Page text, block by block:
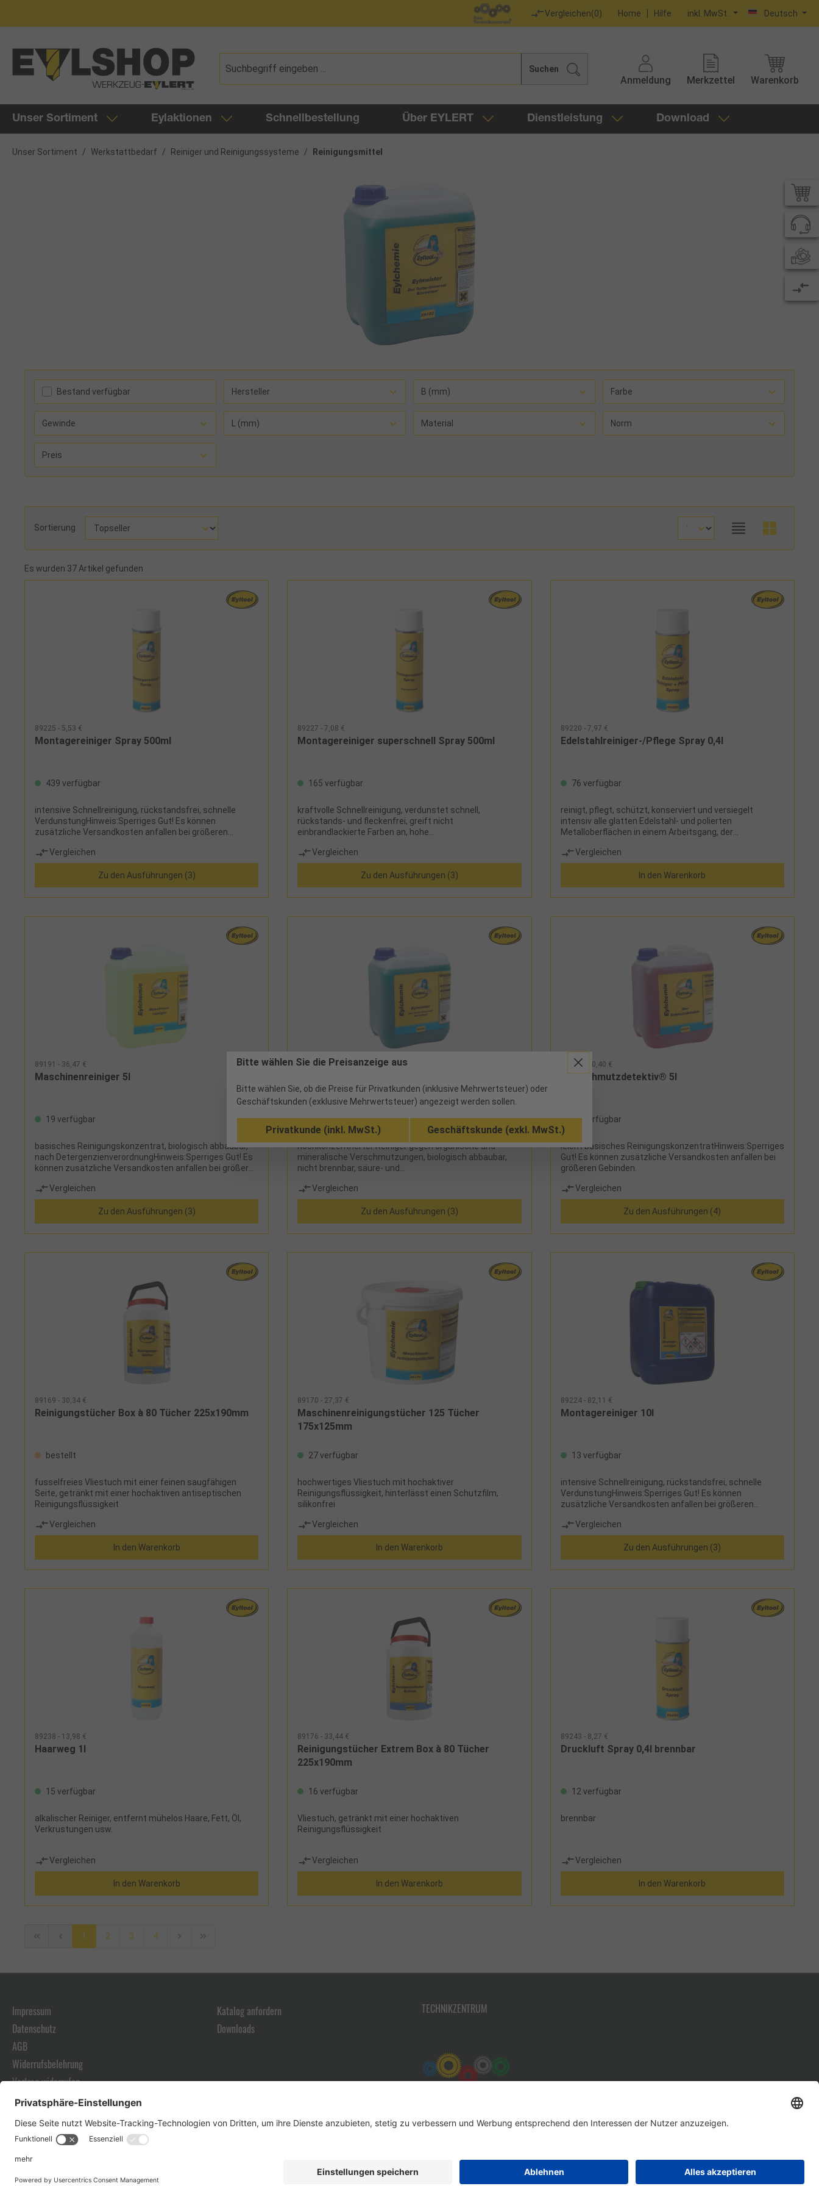
Vergleichen(0) Home Hilfe inkl. MwSt. Deutsch
Suchen
Anmeldung Merkzettel Warenkorb
Unser Sortiment Eylaktionen Schnellbestellung Über EYLERT Dienstleistung Download
Unser Sortiment / Werkstattbedarf / Reiniger und Reinigungssysteme / Reinigungsmittel
Bestand verfügbar Hersteller B (mm) Farbe
Gewinde L (mm) Material Norm
Preis
Sortierung
Es wurden 37 Artikel gefunden
89225 - 5,53 €
Montagereiniger Spray 500ml
439 verfügbar
intensive Schnellreinigung, rückstandsfrei, schnelle
VerdunstungHinweis:Sperriges Gut! Es können
zusätzliche Versandkosten anfallen bei größeren
Vergleichen
Zu den Ausführungen (3)
89227 - 7,08 €
Montagereiniger superschnell Spray 500ml
165 verfügbar
kraftvolle Schnellreinigung, verdunstet schnell,
rückstands- und fleckenfrei, greift nicht
einbrandlackierte Farben an, hohe
zusätzliche Versandkosten anfallen bei größeren
Gebinden.
Vergleichen
Zu den Ausführungen (3)
89220 - 7,97 €
Edelstahlreiniger-/Pflege Spray 0,4l
76 verfügbar
reinigt, pflegt, schützt, konserviert und versiegelt
intensiv alle glatten Edelstahl- und polierten
Metalloberflächen in einem Arbeitsgang, der
Pflegefilm schützt vor Oxidation und Umwelteinflüssen,
wirkt antistatisch und schützt vor Fingerabdrücken und
anderem Schmutz, greift Lacke nicht an
Vergleichen
In den Warenkorb
89191 - 36,47 €
Maschinenreiniger 5l
19 verfügbar
basisches Reinigungskonzentrat, biologisch abbaubar,
nach DetergenzienverordnungHinweis:Sperriges Gut! Es
können zusätzliche Versandkosten anfallen bei größeren
Vergleichen
Zu den Ausführungen (3)
89192 - 29,63 €
16 verfügbar
hochkonzentrierter Reiniger gegen organische und
mineralische Verschmutzungen, biologisch abbaubar,
nicht brennbar, säure- und
zusätzliche Versandkosten anfallen bei größeren
Gebinden.
Vergleichen
Zu den Ausführungen (3)
89187 - 40,40 €
Der Schmutzdetektiv® 5l
32 verfügbar
leicht basisches ReinigungskonzentratHinweis:Sperriges
Gut! Es können zusätzliche Versandkosten anfallen bei
größeren Gebinden.
Vergleichen
Zu den Ausführungen (4)
89169 - 30,34 €
Reinigungstücher Box à 80 Tücher 225x190mm
bestellt
fusselfreies Vliestuch mit einer feinen saugfähigen
Seite, getränkt mit einer hochaktiven antiseptischen
Reinigungsflüssigkeit
Vergleichen
In den Warenkorb
89170 - 27,37 €
Maschinenreinigungstücher 125 Tücher
175x125mm
27 verfügbar
hochwertiges Vliestuch mit hochaktiver
Reinigungsflüssigkeit, hinterlässt einen Schutzfilm,
silikonfrei
Vergleichen
In den Warenkorb
89224 - 82,11 €
Montagereiniger 10l
13 verfügbar
intensive Schnellreinigung, rückstandsfrei, schnelle
VerdunstungHinweis:Sperriges Gut! Es können
zusätzliche Versandkosten anfallen bei größeren
Vergleichen
Zu den Ausführungen (3)
89238 - 13,98 €
Haarweg 1l
15 verfügbar
alkalischer Reiniger, entfernt mühelos Haare, Fett, Öl,
Verkrustungen usw.
Vergleichen
In den Warenkorb
89176 - 33,44 €
Reinigungstücher Extrem Box à 80 Tücher
225x190mm
16 verfügbar
Vliestuch, getränkt mit einer hochaktiven
Reinigungsflüssigkeit
Vergleichen
In den Warenkorb
89243 - 8,27 €
Druckluft Spray 0,4l brennbar
12 verfügbar
brennbar
Vergleichen
In den Warenkorb
1 2 3 4
Impressum
Datenschutz
AGB
Widerrufsbelehrung
Vertrag widerrufen
Katalog anfordern
Downloads
TECHNIKZENTRUM
Werkzeug-Eylert GmbH & Co. KG • F.-O.-Schimmel-Str. 3 • 09120 Chemnitz
Bitte wählen Sie die Preisanzeige aus
Bitte wählen Sie, ob die Preise für Privatkunden (inklusive Mehrwertsteuer) oder
Geschäftskunden (exklusive Mehrwertsteuer) angezeigt werden sollen.
Privatkunde (inkl. MwSt.) Geschäftskunde (exkl. MwSt.)